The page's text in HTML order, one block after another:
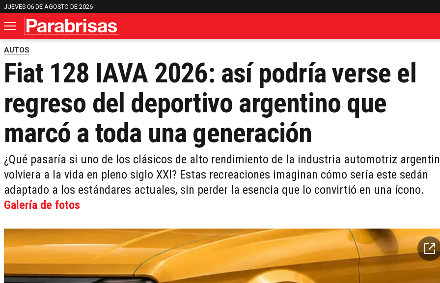
JUEVES 06 DE AGOSTO DE 2026
AUTOS
Fiat 128 IAVA 2026: así podría verse el
regreso del deportivo argentino que
marcó a toda una generación
¿Qué pasaría si uno de los clásicos de alto rendimiento de la industria automotriz
volviera a la vida en pleno siglo XXI? Estas recreaciones imaginan cómo sería este sedán
adaptado a los estándares actuales, sin perder la esencia que lo convirtió en una ícono.
Galería de fotos